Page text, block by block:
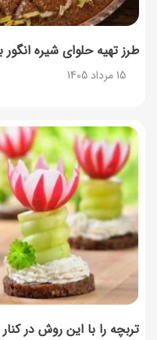
طرز تهیه حلوای شیره
15 مرداد 1405
تربچه را با این روش در